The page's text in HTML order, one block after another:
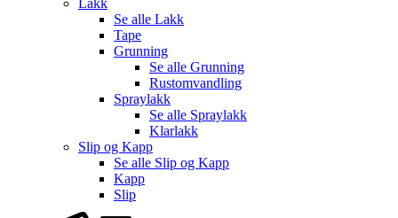
Se alle Lakk
Tape
Grunning
Se alle Grunning
Rustomvandling
Spraylakk
Se alle Spraylakk
Klarlakk
Slip og Kapp
Se alle Slip og Kapp
Kapp
Slip